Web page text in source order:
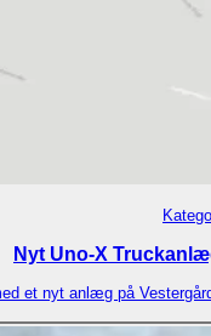
Nyt Uno-X
et nyt anlæg på